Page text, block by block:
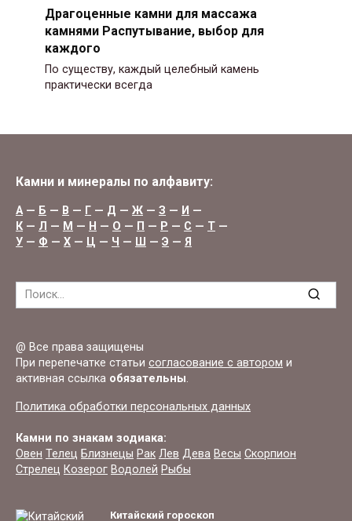
Драгоценные камни для массажа
камнями Распутывание, выбор для
каждого
По существу, каждый целебный камень
практически всегда
Камни и минералы по алфавиту:
А— Б — В — Г — Д — Ж — З — И —
К — Л — М — Н — О — П — Р — С — Т —
У — Ф — Х — Ц — Ч — Ш — Э — Я
Search
@ Все права защищены
При перепечатке статьи согласование с автором и
активная ссылка обязательны.
Политика обработки персональных данных
Камни по знакам зодиака:
Овен Телец Близнецы Рак Лев Дева Весы Скорпион
Стрелец Козерог Водолей Рыбы
Китайский гороскоп